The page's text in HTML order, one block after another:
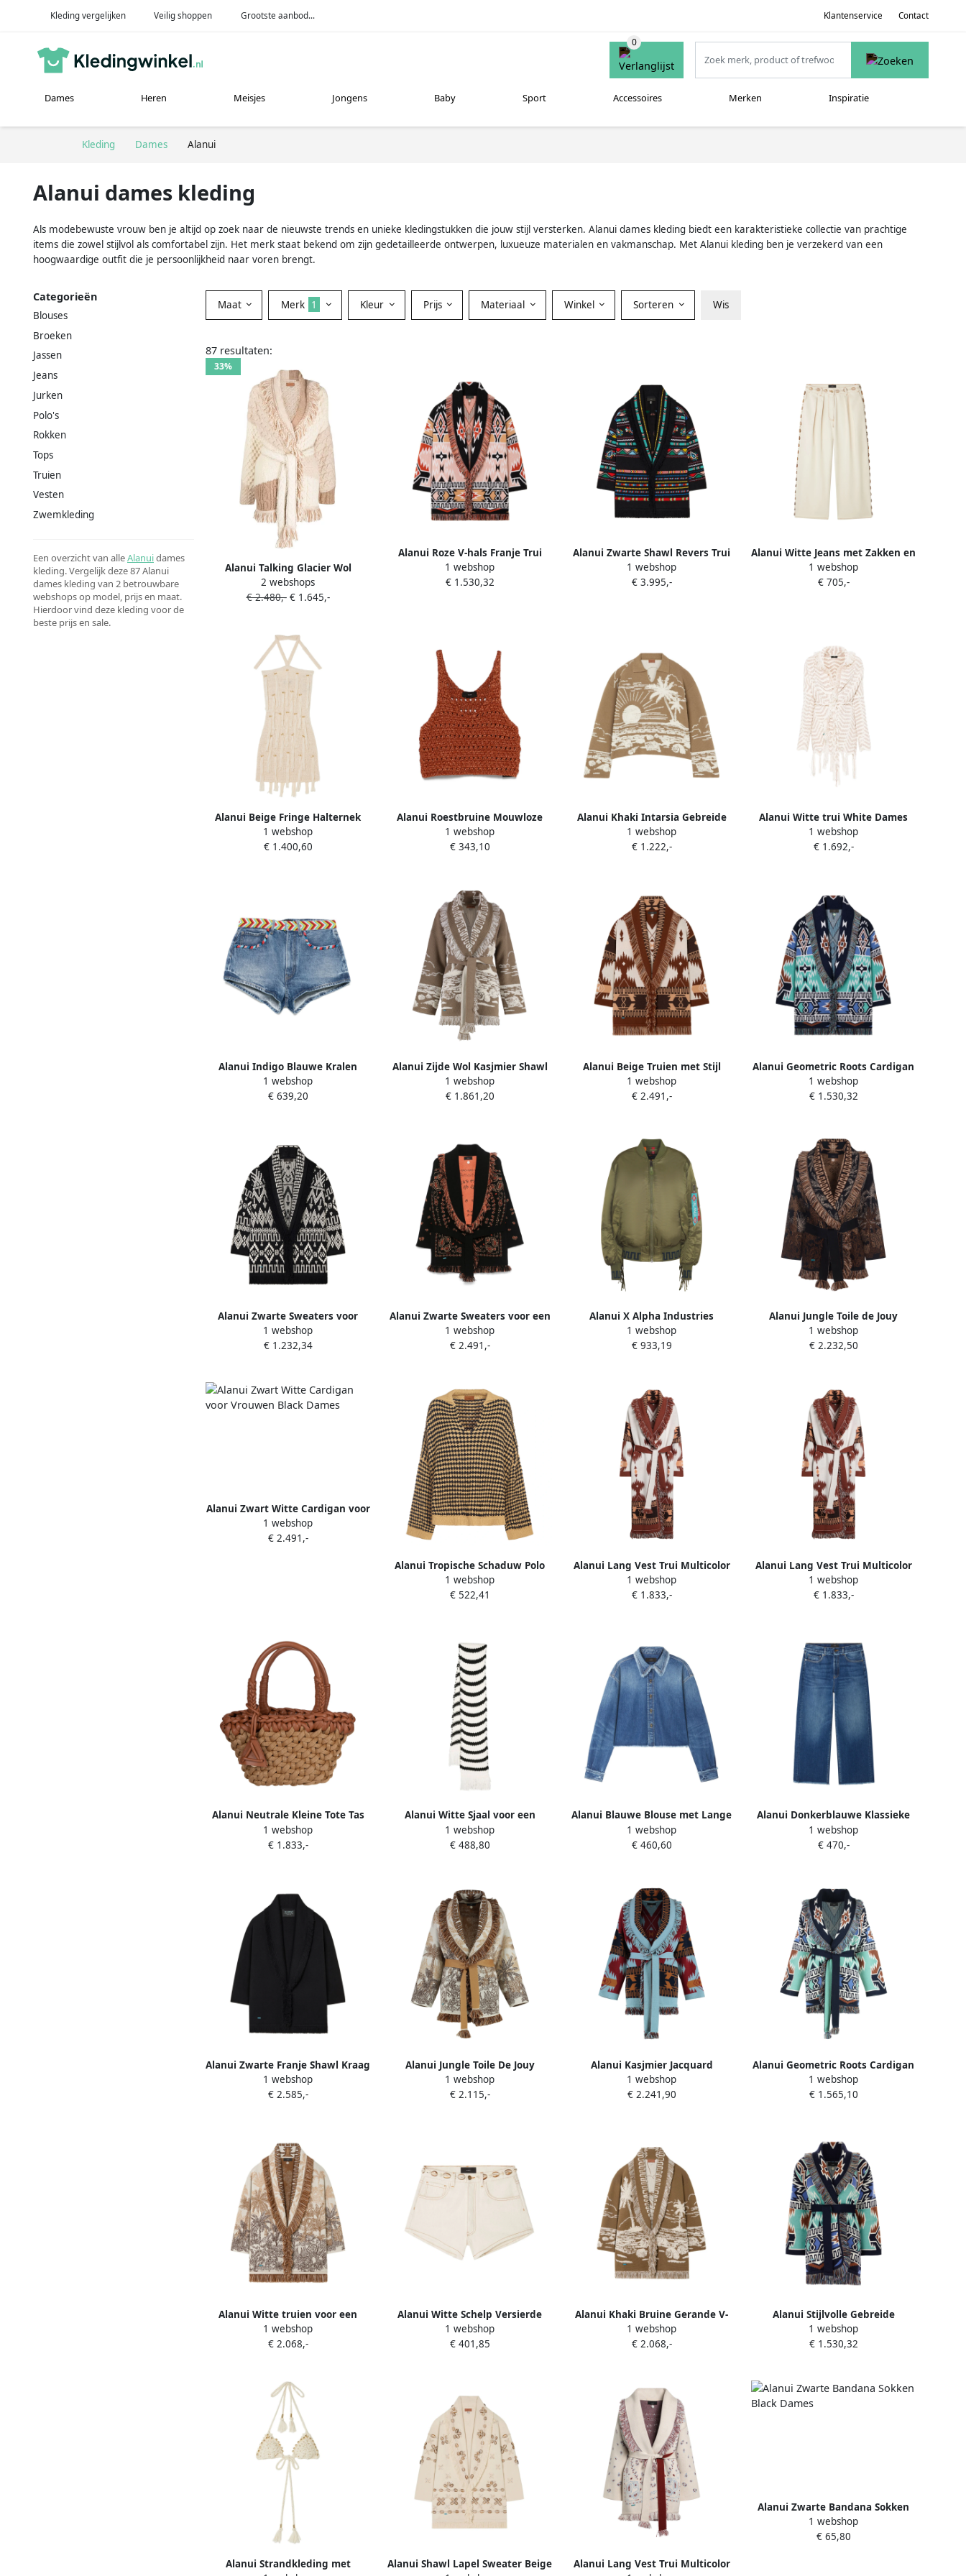
Kleding vergelijken Veilig shoppen Grootste aanbod... Klantenservice Contact
Dames Heren Meisjes Jongens Baby Sport Accessoires Merken Inspiratie
Kleding Dames Alanui
Alanui dames kleding
Als modebewuste vrouw ben je altijd op zoek naar de nieuwste trends en unieke kledingstukken die jouw stijl versterken. Alanui dames kleding biedt een karakteristieke collectie van prachtige
items die zowel stijlvol als comfortabel zijn. Het merk staat bekend om zijn gedetailleerde ontwerpen, luxueuze materialen en vakmanschap. Met Alanui kleding ben je verzekerd van een
hoogwaardige outfit die je persoonlijkheid naar voren brengt.
Categorieën
Blouses
Broeken
Jassen
Jeans
Jurken
Polo's
Rokken
Tops
Truien
Vesten
Zwemkleding
Een overzicht van alleAlanuidames
kleding. Vergelijk deze 87 Alanui
dames kleding van 2 betrouwbare
webshops op model, prijs en maat.
Hierdoor vind deze kleding voor de
beste prijs en sale.
Maat Merk 1 Kleur Prijs Materiaal Winkel Sorteren Wis
87 resultaten:
33%
Alanui Talking Glacier Wol
Cardigan Beige Dames
2 webshops
€ 2.480,-€ 1.645,-
Alanui Roze V-hals Franje Trui
Multicolor Dames
1 webshop
€ 1.530,32
Alanui Zwarte Shawl Revers Trui
met Franjes Multicolor Dames
1 webshop
€ 3.995,-
Alanui Witte Jeans met Zakken en
Knopen Beige Dames
1 webshop
€ 705,-
Alanui Beige Fringe Halternek
Jurk Beige Dames
1 webshop
€ 1.400,60
Alanui Roestbruine Mouwloze
Top met Scoop Neck Brown
Dames
1 webshop
€ 343,10
Alanui Khaki Intarsia Gebreide
Polo Sweater Beige Dames
1 webshop
€ 1.222,-
Alanui Witte trui White Dames
1 webshop
€ 1.692,-
Alanui Indigo Blauwe Kralen
Denim Jeans Blue Dames
1 webshop
€ 639,20
Alanui Zijde Wol Kasjmier Shawl
Kraag Vest Beige Dames
1 webshop
€ 1.861,20
Alanui Beige Truien met Stijl
Brown Dames
1 webshop
€ 2.491,-
Alanui Geometric Roots Cardigan
Blue Dames
1 webshop
€ 1.530,32
Alanui Zwarte Sweaters voor
Mannen Black Dames
1 webshop
€ 1.232,34
Alanui Zwarte Sweaters voor een
stijlvolle uitstraling Multicolor
Dames
1 webshop
€ 2.491,-
Alanui X Alpha Industries
Bomber Green Dames
1 webshop
€ 933,19
Alanui Jungle Toile de Jouy
Cardigan Multicolor Dames
1 webshop
€ 2.232,50
Alanui Zwart Witte Cardigan voor
Vrouwen Black Dames
1 webshop
€ 2.491,-
Alanui Tropische Schaduw Polo
Multicolor Dames
1 webshop
€ 522,41
Alanui Lang Vest Trui Multicolor
Dames
1 webshop
€ 1.833,-
Alanui Lang Vest Trui Multicolor
Dames
1 webshop
€ 1.833,-
Alanui Neutrale Kleine Tote Tas
Brown Dames
1 webshop
€ 1.833,-
Alanui Witte Sjaal voor een
Stijlvolle Look White Dames
1 webshop
€ 488,80
Alanui Blauwe Blouse met Lange
Mouwen Blue Dames
1 webshop
€ 460,60
Alanui Donkerblauwe Klassieke
Jeans Blue Dames
1 webshop
€ 470,-
Alanui Zwarte Franje Shawl Kraag
Trui Black Dames
1 webshop
€ 2.585,-
Alanui Jungle Toile De Jouy
cardigan Multicolor Dames
1 webshop
€ 2.115,-
Alanui Kasjmier Jacquard
Gebreide Vest met Franje
Multicolor Dames
1 webshop
€ 2.241,90
Alanui Geometric Roots Cardigan
met Franje Multicolor Dames
1 webshop
€ 1.565,10
Alanui Witte truien voor een
stijlvolle look Multicolor Dames
1 webshop
€ 2.068,-
Alanui Witte Schelp Versierde
Denim Shorts Beige Dames
1 webshop
€ 401,85
Alanui Khaki Bruine Gerande V-
Hals Trui Brown Dames
1 webshop
€ 2.068,-
Alanui Stijlvolle Gebreide
Collectie Multicolor Dames
1 webshop
€ 1.530,32
Alanui Strandkleding met
Alanui Shawl Lapel Sweater Beige
Alanui Lang Vest Trui Multicolor
Alanui Zwarte Bandana Sokken
Black Dames
1 webshop
€ 65,80